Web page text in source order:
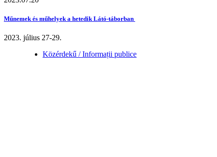
Műnemek és műhelyek a hetedik Látó-táborban
2023. július 27-29.
Közérdekű / Informații publice